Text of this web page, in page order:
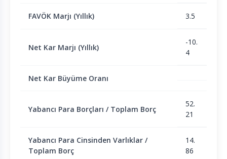
FAVÖK Marjı (Yıllık) 3.5
Net Kar Marjı (Yıllık)
-10.
4
Net Kar Büyüme Oranı
Yabancı Para Borçları / Toplam Borç
52.
21
Yabancı Para Cinsinden Varlıklar /
Toplam Borç
14.
86